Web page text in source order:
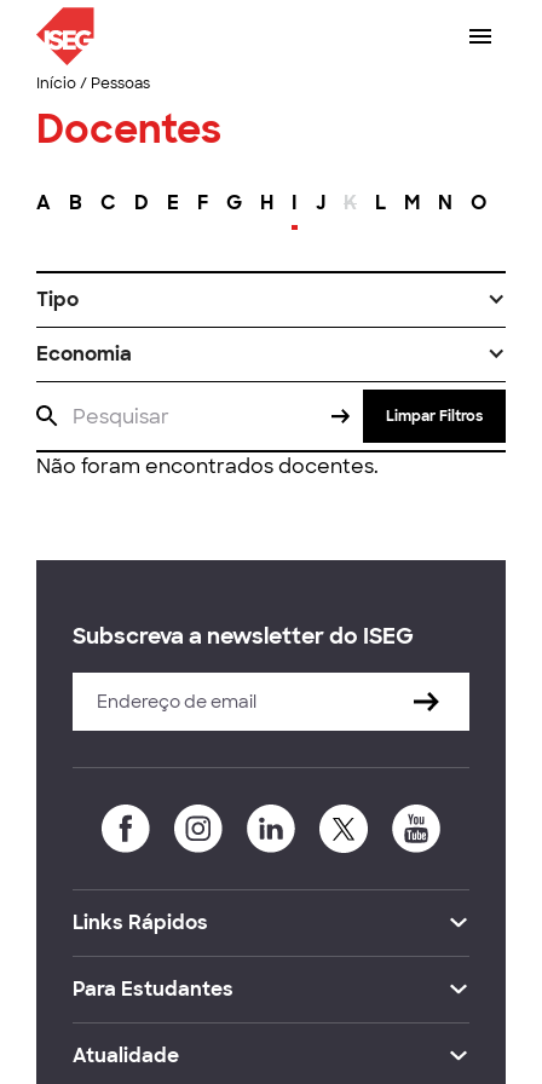
Início/ Pessoas
Docentes
A B C D E F G H I J K L M N O
Tipo
Economia
Limpar Filtros
Não foram encontrados docentes.
Subscreva a newsletter do ISEG
Links Rápidos
Para Estudantes
Atualidade